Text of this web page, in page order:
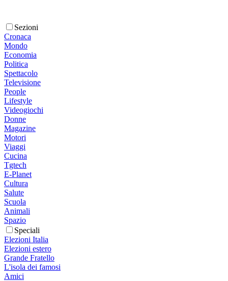
Sezioni
Cronaca
Mondo
Economia
Politica
Spettacolo
Televisione
People
Lifestyle
Videogiochi
Donne
Magazine
Motori
Viaggi
Cucina
Tgtech
E-Planet
Cultura
Salute
Scuola
Animali
Spazio
Speciali
Elezioni Italia
Elezioni estero
Grande Fratello
L'isola dei famosi
Amici